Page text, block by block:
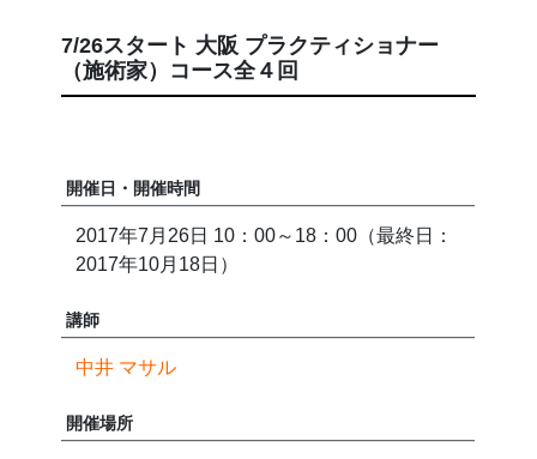
7/26スタート 大阪 プラクティショナー
（施術家）コース全４回
開催日・開催時間
2017年7月26日 10：00～18：00（最終日：
2017年10月18日）
講師
中井 マサル
開催場所